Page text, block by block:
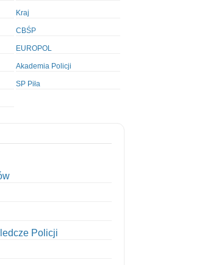
Kraj
CBŚP
EUROPOL
Akademia Policji
SP Piła
Policji